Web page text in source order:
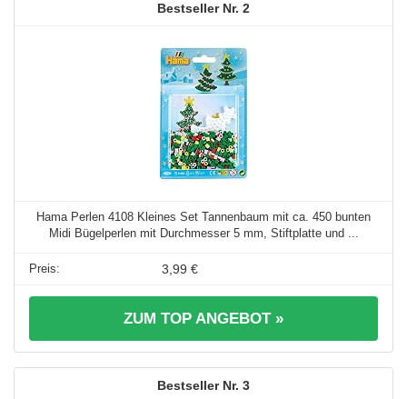
2
Hama Perlen 4108 Kleines Set Tannenbaum mit ca. 450 bunten
Midi Bügelperlen mit Durchmesser 5 mm, Stiftplatte und ...
3,99 €
ZUM TOP ANGEBOT »
3